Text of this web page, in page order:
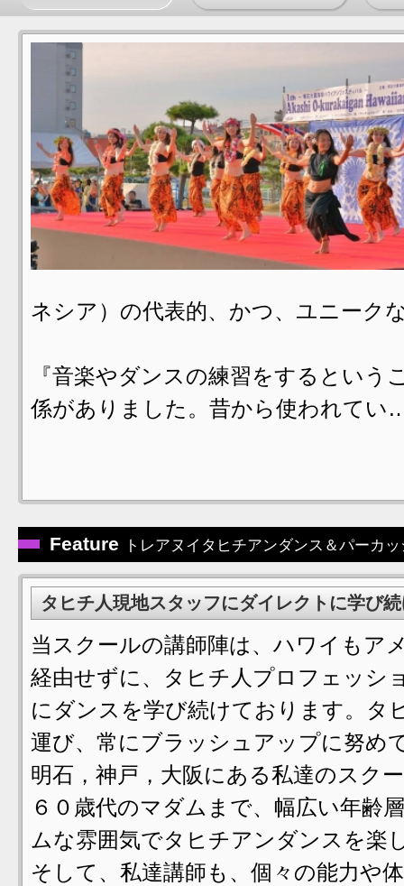
ネシア）の代表的、かつ、ユニーク
『音楽やダンスの練習をするとい
係がありました。昔から使われてい
Feature トレアヌイタヒチアンダンス＆パーカ
タヒチ人現地スタッフにダイレクトに学び
当スクールの講師陣は、ハワイもア
経由せずに、タヒチ人プロフェッシ
にダンスを学び続けております。タ
運び、常にブラッシュアップに努め
明石，神戸，大阪にある私達のスク
６０歳代のマダムまで、幅広い年齢
ムな雰囲気でタヒチアンダンスを楽
そして、私達講師も、個々の能力や